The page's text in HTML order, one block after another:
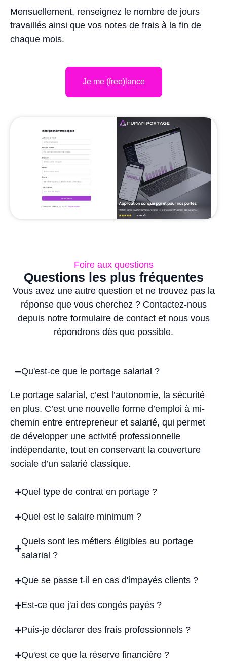
Mensuellement, renseignez le nombre de jours
travaillés ainsi que vos notes de frais à la fin de
chaque mois.
Je me (free)lance
Foire aux questions
Questions les plus fréquentes
Vous avez une autre question et ne trouvez pas la
réponse que vous cherchez ? Contactez-nous
depuis notre formulaire de contact et nous vous
répondrons dès que possible.
Qu'est-ce que le portage salarial ?
Le portage salarial, c’est l’autonomie, la sécurité
en plus. C’est une nouvelle forme d’emploi à mi-
chemin entre entrepreneur et salarié, qui permet
de développer une activité professionnelle
indépendante, tout en conservant la couverture
sociale d’un salarié classique.
Quel type de contrat en portage ?
Quel est le salaire minimum ?
Quels sont les métiers éligibles au portage
salarial ?
Que se passe t-il en cas d'impayés clients ?
Est-ce que j'ai des congés payés ?
Puis-je déclarer des frais professionnels ?
Qu'est ce que la réserve financière ?